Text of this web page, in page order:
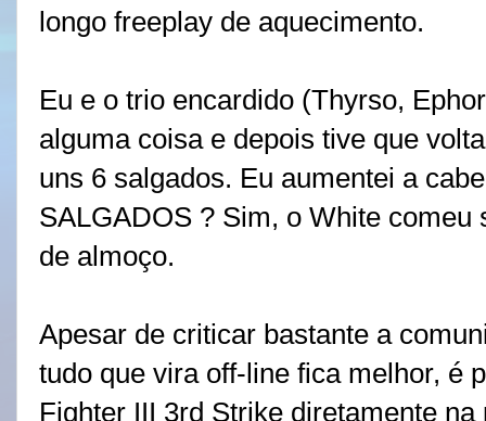
longo freeplay de aquecimento.
Eu e o trio encardido (Thyrso,
alguma coisa e depois tive que
uns 6 salgados. Eu aumentei a
SALGADOS ? Sim, o White comeu
de almoço.
Apesar de criticar bastante a
tudo que vira off-line fica melhor, é
Fighter III 3rd Strike diretamente